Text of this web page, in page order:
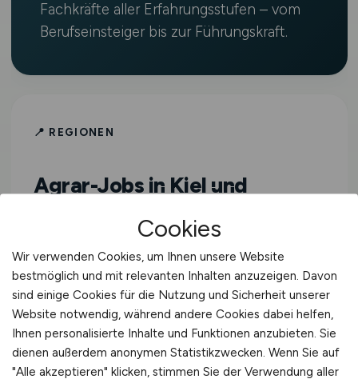
Fachkräfte aller Erfahrungsstufen – vom
Berufseinsteiger bis zur Führungskraft.
📍 REGIONEN
Agrar-Jobs in Kiel und
Alle Agrar-Jobs in Schleswig-Holstein
Agrar-Jobs in Hardebek
Agrar-Jobs in Kosel
Cookies
Wir verwenden Cookies, um Ihnen unsere Website
bestmöglich und mit relevanten Inhalten anzuzeigen. Davon
sind einige Cookies für die Nutzung und Sicherheit unserer
Website notwendig, während andere Cookies dabei helfen,
Ihnen personalisierte Inhalte und Funktionen anzubieten. Sie
dienen außerdem anonymen Statistikzwecken. Wenn Sie auf
"Alle akzeptieren" klicken, stimmen Sie der Verwendung aller